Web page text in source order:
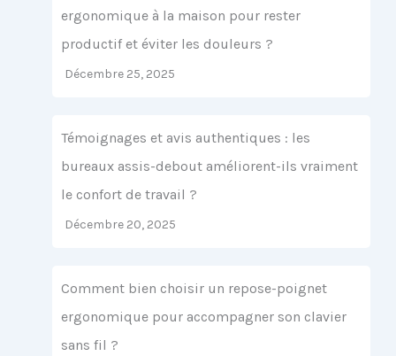
ergonomique à la maison pour rester
productif et éviter les douleurs ?
Décembre 25, 2025
Témoignages et avis authentiques : les
bureaux assis-debout améliorent-ils vraiment
le confort de travail ?
Décembre 20, 2025
Comment bien choisir un repose-poignet
ergonomique pour accompagner son clavier
sans fil ?